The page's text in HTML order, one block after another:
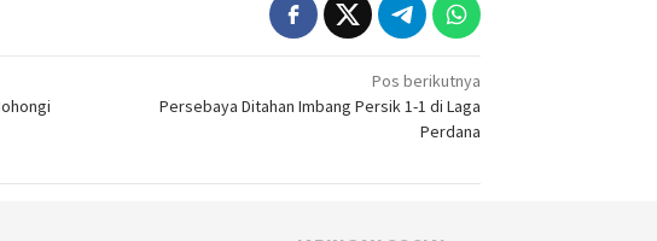
Pos berikutnya
Persebaya Ditahan Imbang Persik 1-1 di Laga
Perdana